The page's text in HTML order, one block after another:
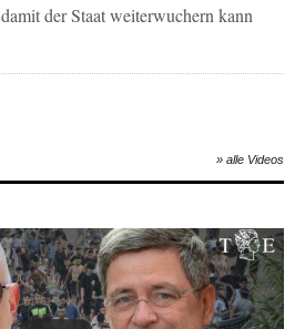
damit der Staat weiterwuchern kann
» alle Videos